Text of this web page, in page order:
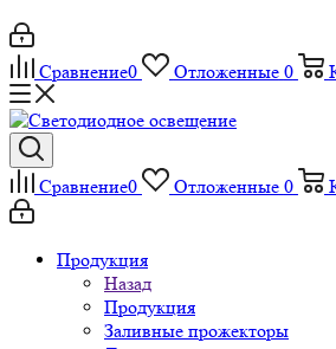
Сравнение0 Отложенные 0
Сравнение0 Отложенные 0
Продукция
Назад
Продукция
Заливные прожекторы